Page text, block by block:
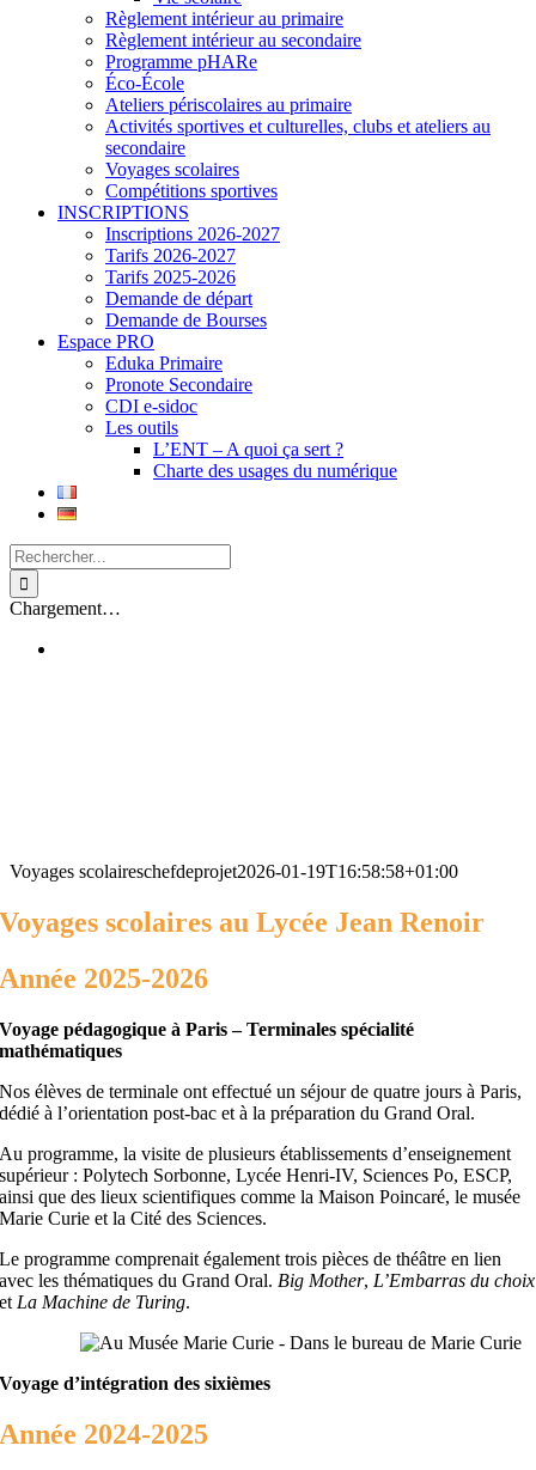
Règlement intérieur au primaire
Règlement intérieur au secondaire
Programme pHARe
Éco-École
Ateliers périscolaires au primaire
Activités sportives et culturelles, clubs et ateliers au
secondaire
Voyages scolaires
Compétitions sportives
INSCRIPTIONS
Inscriptions 2026-2027
Tarifs 2026-2027
Tarifs 2025-2026
Demande de départ
Demande de Bourses
Espace PRO
Eduka Primaire
Pronote Secondaire
CDI e-sidoc
Les outils
L’ENT – A quoi ça sert ?
Charte des usages du numérique
Rechercher:
Chargement…
Voyages scolaireschefdeprojet2026-01-19T16:58:58+01:00
Voyages scolaires au Lycée Jean Renoir
Année 2025-2026
Voyage pédagogique à Paris – Terminales spécialité
mathématiques
Nos élèves de terminale ont effectué un séjour de quatre jours à Paris,
dédié à l’orientation post-bac et à la préparation du Grand Oral.
Au programme, la visite de plusieurs établissements d’enseignement
supérieur : Polytech Sorbonne, Lycée Henri-IV, Sciences Po, ESCP,
ainsi que des lieux scientifiques comme la Maison Poincaré, le musée
Marie Curie et la Cité des Sciences.
Le programme comprenait également trois pièces de théâtre en lien
avec les thématiques du Grand Oral. Big Mother, L’Embarras du choix
et La Machine de Turing.
Voyage d’intégration des sixièmes
Année 2024-2025